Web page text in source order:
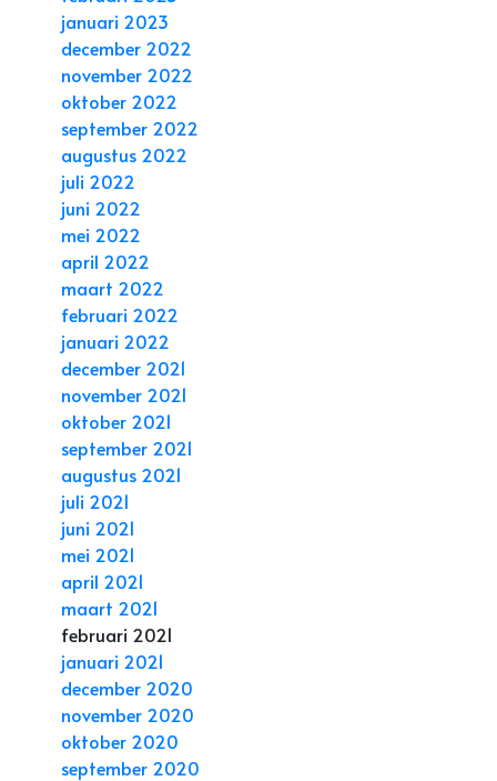
januari 2023
december 2022
november 2022
oktober 2022
september 2022
augustus 2022
juli 2022
juni 2022
mei 2022
april 2022
maart 2022
februari 2022
januari 2022
december 2021
november 2021
oktober 2021
september 2021
augustus 2021
juli 2021
juni 2021
mei 2021
april 2021
maart 2021
februari 2021
januari 2021
december 2020
november 2020
oktober 2020
september 2020